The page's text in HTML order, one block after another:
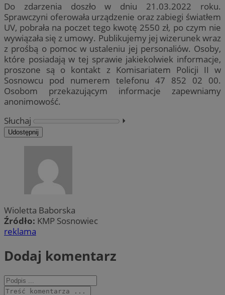
Do zdarzenia doszło w dniu 21.03.2022 roku.
Sprawczyni oferowała urządzenie oraz zabiegi światłem
UV, pobrała na poczet tego kwotę 2550 zł, po czym nie
wywiązała się z umowy. Publikujemy jej wizerunek wraz
z prośbą o pomoc w ustaleniu jej personaliów. Osoby,
które posiadają w tej sprawie jakiekolwiek informacje,
proszone są o kontakt z Komisariatem Policji II w
Sosnowcu pod numerem telefonu 47 852 02 00.
Osobom przekazującym informacje zapewniamy
anonimowość.
Słuchaj
⏵︎
Udostępnij
Wioletta Baborska
Źródło: KMP Sosnowiec
reklama
Dodaj komentarz